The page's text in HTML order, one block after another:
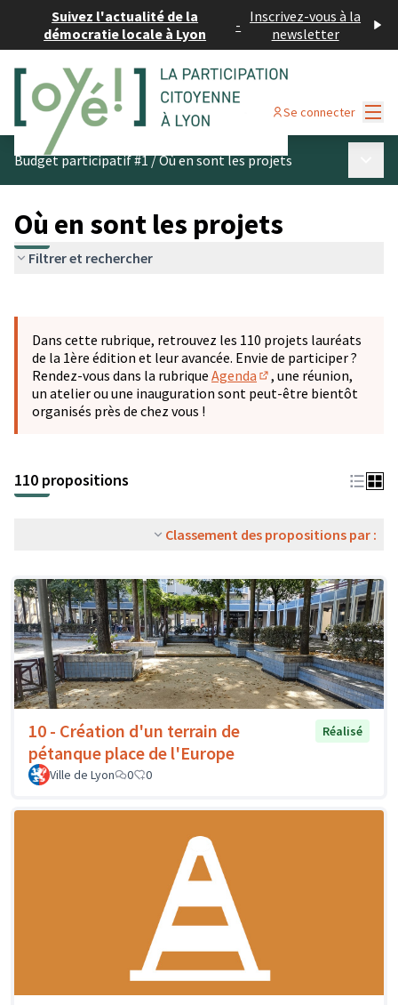
Suivez l'actualité de la
démocratie locale à Lyon
- Inscrivez-vous à la
newsletter
Se connecter
Budget participatif #1/Où en sont les projets
Où en sont les projets
Filtrer et rechercher
−
Dans cette rubrique, retrouvez les 110 projets lauréats
de la 1ère édition et leur avancée. Envie de participer ?
Rendez-vous dans la rubrique Agenda
(S'ouvre dans un
, une réunion,
un atelier ou une inauguration sont peut-être bientôt
organisés près de chez vous !
110 propositions
Classement des propositions par :
10 - Création d'un terrain de
pétanque place de l'Europe
Réalisé
Ville de Lyon 0 0